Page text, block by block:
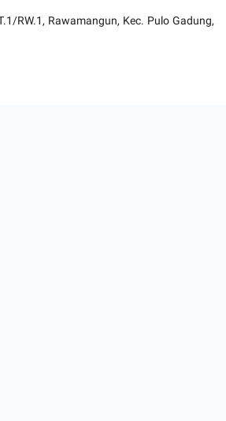
RW.1, Rawamangun, Kec. Pulo Gadung,